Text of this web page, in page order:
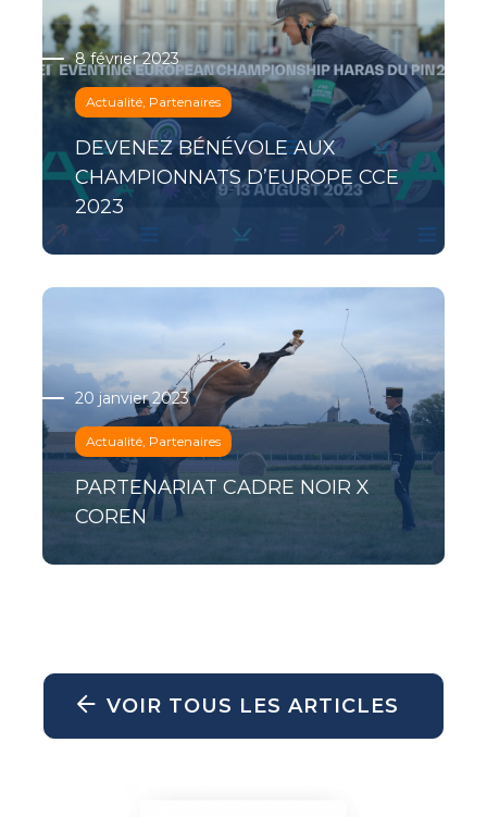
8 février 2023
Actualité, Partenaires
DEVENEZ BÉNÉVOLE AUX
CHAMPIONNATS D’EUROPE CCE
2023
20 janvier 2023
Actualité, Partenaires
PARTENARIAT CADRE NOIR X
COREN
VOIR TOUS LES ARTICLES